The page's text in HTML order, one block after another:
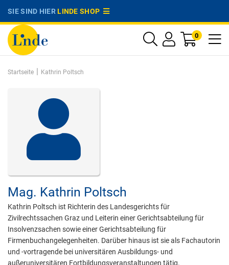
SIE SIND HIERLINDE SHOP
0
Startseite | Kathrin Poltsch
Mag. Kathrin Poltsch
Kathrin Poltsch ist Richterin des Landesgerichts für
Zivilrechtssachen Graz und Leiterin einer Gerichtsabteilung für
Insolvenzsachen sowie einer Gerichtsabteilung für
Firmenbuchangelegenheiten. Darüber hinaus ist sie als Fachautorin
und -vortragende bei universitären Ausbildungs- und
außeruniversitären Fortbildungsveranstaltungen tätig.